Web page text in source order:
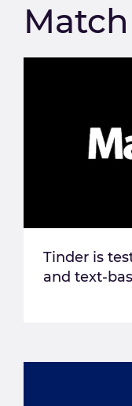
Match
Tinder is
and text-